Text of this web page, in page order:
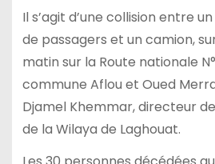
Il s’agit d’une collision entre
de passagers et un camion,
matin sur la Route nationale
commune Aflou et Oued
Djamel Khemmar, directeur
de la Wilaya de Laghouat.